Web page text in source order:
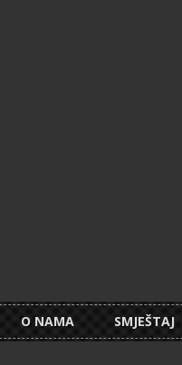
O NAMA SMJEŠTAJ